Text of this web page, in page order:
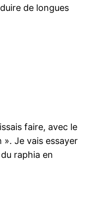
de longues
faire, avec le
Je vais essayer
raphia en